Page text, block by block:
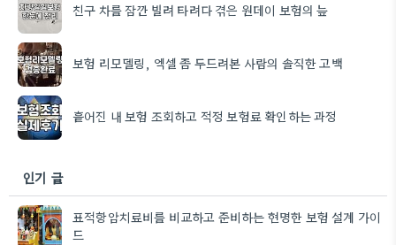
친구 차를 잠깐 빌려 타려다 겪은 원데이 보험의 늪
보험 리모델링, 엑셀 좀 두드려본 사람의 솔직한 고백
흩어진 내 보험 조회하고 적정 보험료 확인하는 과정
인기 글
표적항암치료비를 비교하고 준비하는 현명한 보험 설계 가이
드